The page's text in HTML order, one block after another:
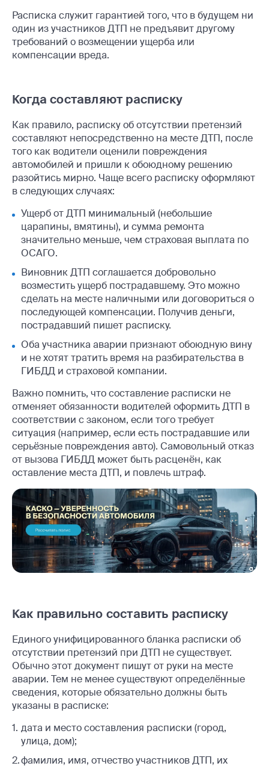
Расписка служит гарантией того, что в будущем ни
один из участников ДТП не предъявит другому
требований о возмещении ущерба или
компенсации вреда.
Когда составляют расписку
Как правило, расписку об отсутствии претензий
составляют непосредственно на месте ДТП, после
того как водители оценили повреждения
автомобилей и пришли к обоюдному решению
разойтись мирно. Чаще всего расписку оформляют
в следующих случаях:
Ущерб от ДТП минимальный (небольшие
царапины, вмятины), и сумма ремонта
значительно меньше, чем страховая выплата по
ОСАГО.
Виновник ДТП соглашается добровольно
возместить ущерб пострадавшему. Это можно
сделать на месте наличными или договориться о
последующей компенсации. Получив деньги,
пострадавший пишет расписку.
Оба участника аварии признают обоюдную вину
и не хотят тратить время на разбирательства в
ГИБДД и страховой компании.
Важно помнить, что составление расписки не
отменяет обязанности водителей оформить ДТП в
соответствии с законом, если того требует
ситуация (например, если есть пострадавшие или
серьёзные повреждения авто). Самовольный отказ
от вызова ГИБДД может быть расценён, как
оставление места ДТП, и повлечь штраф.
Как правильно составить расписку
Единого унифицированного бланка расписки об
отсутствии претензий при ДТП не существует.
Обычно этот документ пишут от руки на месте
аварии. Тем не менее существуют определённые
сведения, которые обязательно должны быть
указаны в расписке:
дата и место составления расписки (город,
улица, дом);
фамилия, имя, отчество участников ДТП, их